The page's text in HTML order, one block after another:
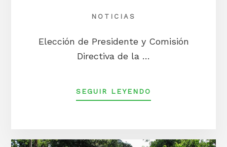
NOTICIAS
Elección de Presidente y Comisión
Directiva de la …
SEGUIR LEYENDO
DEELECCIÓN